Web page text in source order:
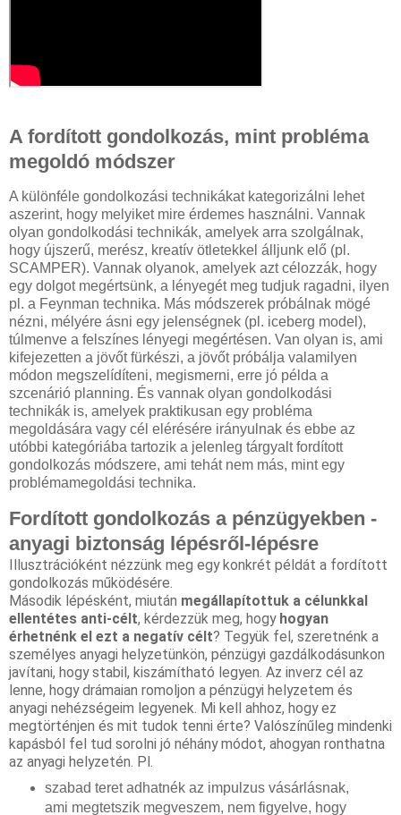
A fordított gondolkozás, mint probléma
megoldó módszer
A különféle gondolkozási technikákat kategorizálni lehet
aszerint, hogy melyiket mire érdemes használni. Vannak
olyan gondolkodási technikák, amelyek arra szolgálnak,
hogy újszerű, merész, kreatív ötletekkel álljunk elő (pl.
SCAMPER). Vannak olyanok, amelyek azt célozzák, hogy
egy dolgot megértsünk, a lényegét meg tudjuk ragadni, ilyen
pl. a Feynman technika. Más módszerek próbálnak mögé
nézni, mélyére ásni egy jelenségnek (pl. iceberg model),
túlmenve a felszínes lényegi megértésen. Van olyan is, ami
kifejezetten a jövőt fürkészi, a jövőt próbálja valamilyen
módon megszelídíteni, megismerni, erre jó példa a
szcenárió planning. És vannak olyan gondolkodási
technikák is, amelyek praktikusan egy probléma
megoldására vagy cél elérésére irányulnak és ebbe az
utóbbi kategóriába tartozik a jelenleg tárgyalt fordított
gondolkozás módszere, ami tehát nem más, mint egy
problémamegoldási technika.
Fordított gondolkozás a pénzügyekben -
anyagi biztonság lépésről-lépésre
Illusztrációként nézzünk meg egy konkrét példát a fordított
gondolkozás működésére.
Második lépésként, miután
ellentétes anti-célt, kérdezzük meg, hogy hogyan
érhetnénk el ezt a negatív célt? Tegyük fel, szeretnénk a
személyes anyagi helyzetünkön, pénzügyi gazdálkodásunkon
javítani, hogy stabil, kiszámítható legyen. Az inverz cél az
lenne, hogy drámaian romoljon a pénzügyi helyzetem és
anyagi nehézségeim legyenek. Mi kell ahhoz, hogy ez
megtörténjen és mit tudok tenni érte? Valószínűleg mindenki
kapásból fel tud sorolni jó néhány módot, ahogyan ronthatna
az anyagi helyzetén. Pl.
szabad teret adhatnék az impulzus vásárlásnak,
ami megtetszik megveszem, nem figyelve, hogy